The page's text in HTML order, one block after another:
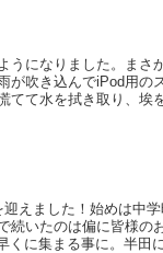
うになりました。ま
が吹き込んでiPod用
てて水を拭き取り、埃
えました！始めは中
続いたのは偏に皆様の
くに集まる事に。半田に